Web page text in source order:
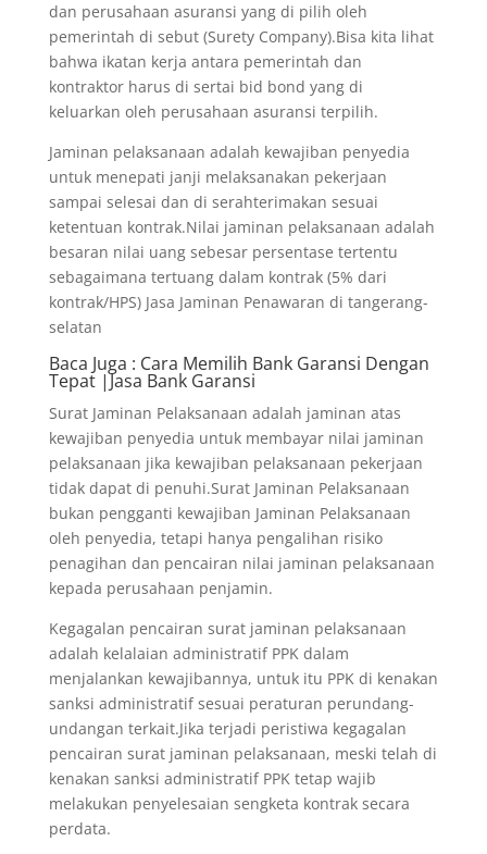
dan perusahaan asuransi yang di pilih oleh
pemerintah di sebut (Surety Company).Bisa kita lihat
bahwa ikatan kerja antara pemerintah dan
kontraktor harus di sertai bid bond yang di
keluarkan oleh perusahaan asuransi terpilih.
Jaminan pelaksanaan adalah kewajiban penyedia
untuk menepati janji melaksanakan pekerjaan
sampai selesai dan di serahterimakan sesuai
ketentuan kontrak.Nilai jaminan pelaksanaan adalah
besaran nilai uang sebesar persentase tertentu
sebagaimana tertuang dalam kontrak (5% dari
kontrak/HPS) Jasa Jaminan Penawaran di tangerang-
selatan
Baca Juga : Cara Memilih Bank Garansi Dengan
Tepat |Jasa Bank Garansi
Surat Jaminan Pelaksanaan adalah jaminan atas
kewajiban penyedia untuk membayar nilai jaminan
pelaksanaan jika kewajiban pelaksanaan pekerjaan
tidak dapat di penuhi.Surat Jaminan Pelaksanaan
bukan pengganti kewajiban Jaminan Pelaksanaan
oleh penyedia, tetapi hanya pengalihan risiko
penagihan dan pencairan nilai jaminan pelaksanaan
kepada perusahaan penjamin.
Kegagalan pencairan surat jaminan pelaksanaan
adalah kelalaian administratif PPK dalam
menjalankan kewajibannya, untuk itu PPK di kenakan
sanksi administratif sesuai peraturan perundang-
undangan terkait.Jika terjadi peristiwa kegagalan
pencairan surat jaminan pelaksanaan, meski telah di
kenakan sanksi administratif PPK tetap wajib
melakukan penyelesaian sengketa kontrak secara
perdata.